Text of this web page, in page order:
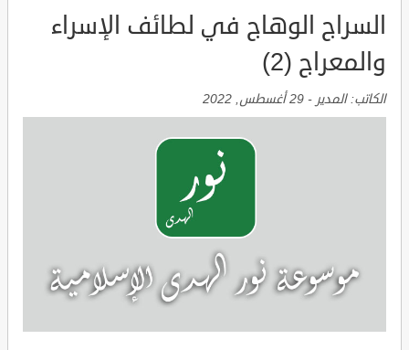
السراج الوهاج في لطائف الإسراء
والمعراج (2)
الكاتب:المدير - 29 أغسطس, 2022